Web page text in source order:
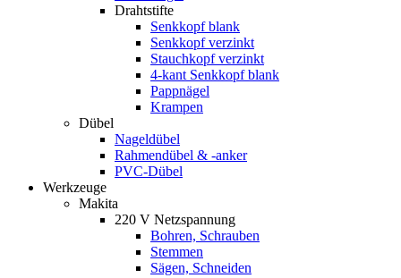
Drahtstifte
Senkkopf blank
Senkkopf verzinkt
Stauchkopf verzinkt
4-kant Senkkopf blank
Pappnägel
Krampen
Dübel
Nageldübel
Rahmendübel & -anker
PVC-Dübel
Werkzeuge
Makita
220 V Netzspannung
Bohren, Schrauben
Stemmen
Sägen, Schneiden